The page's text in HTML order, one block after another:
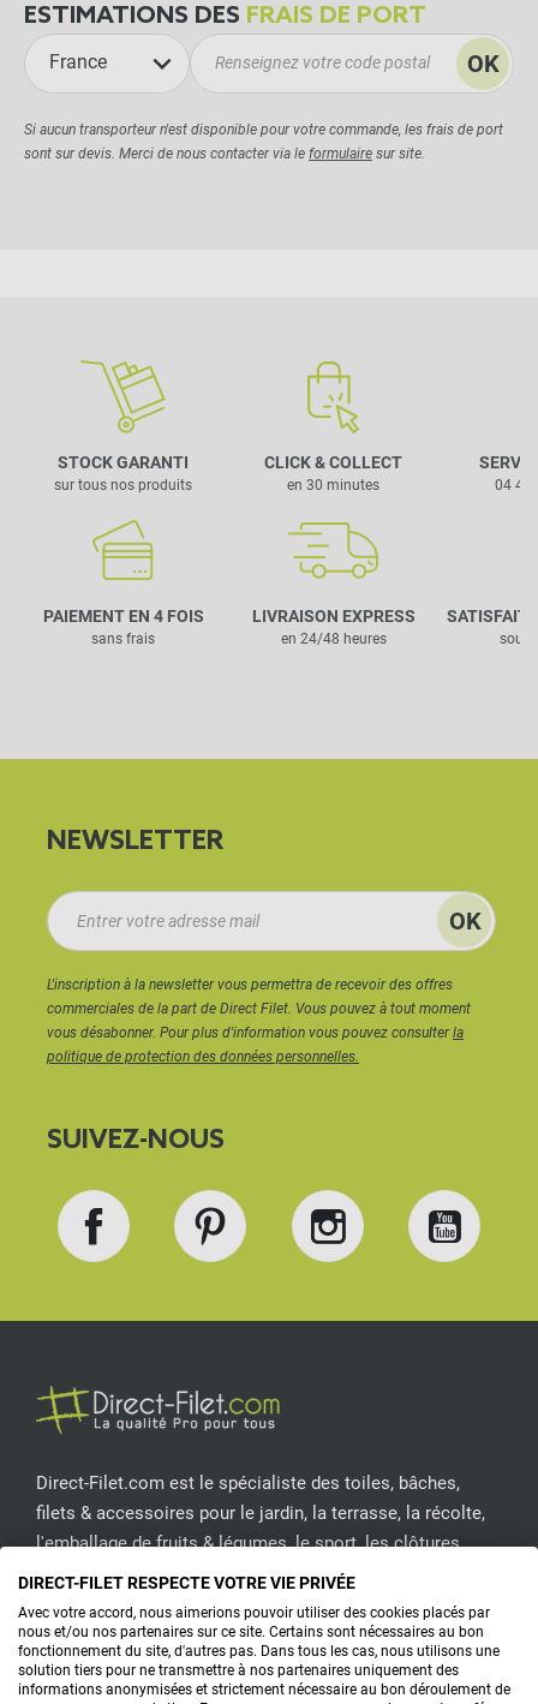
ESTIMATIONS DES FRAIS DE PORT
France OK
Si aucun transporteur n'est disponible pour votre commande, les frais de port
sont sur devis. Merci de nous contacter via le formulaire sur site.
STOCK GARANTI
sur tous nos produits
CLICK & COLLECT
en 30 minutes
PAIEMENT EN 4 FOIS
sans frais
LIVRAISON EXPRESS
en 24/48 heures
04 42
SATISFAIT
sous
NEWSLETTER
L'inscription à la newsletter vous permettra de recevoir des offres
commerciales de la part de Direct Filet. Vous pouvez à tout moment
vous désabonner. Pour plus d'information vous pouvez consulterla
politique de protection des données personnelles.
SUIVEZ-NOUS
Direct-Filet.com est le spécialiste des toiles, bâches,
filets & accessoires pour le jardin, la terrasse, la récolte,
l'emballage de fruits & légumes, le sport, les clôtures...
CONTACTEZ-NOUS
PRODUITS
DIRECT-FILET RESPECTE VOTRE VIE PRIVÉE
Avec votre accord, nous aimerions pouvoir utiliser des cookies placés par
nous et/ou nos partenaires sur ce site. Certains sont nécessaires au bon
fonctionnement du site, d'autres pas. Dans tous les cas, nous utilisons une
solution tiers pour ne transmettre à nos partenaires uniquement des
informations anonymisées et strictement nécessaire au bon déroulement de